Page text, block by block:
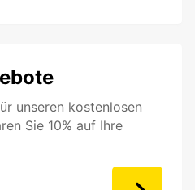
unseren kostenlosen
Sie 10% auf Ihre